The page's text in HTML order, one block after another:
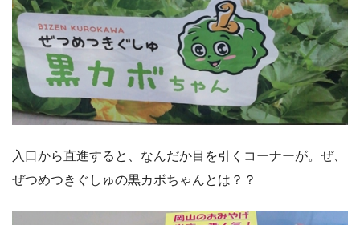
入口から直進すると、なんだか目を引くコーナーが。ぜ、
ぜつめつきぐしゅの黒カボちゃんとは？？